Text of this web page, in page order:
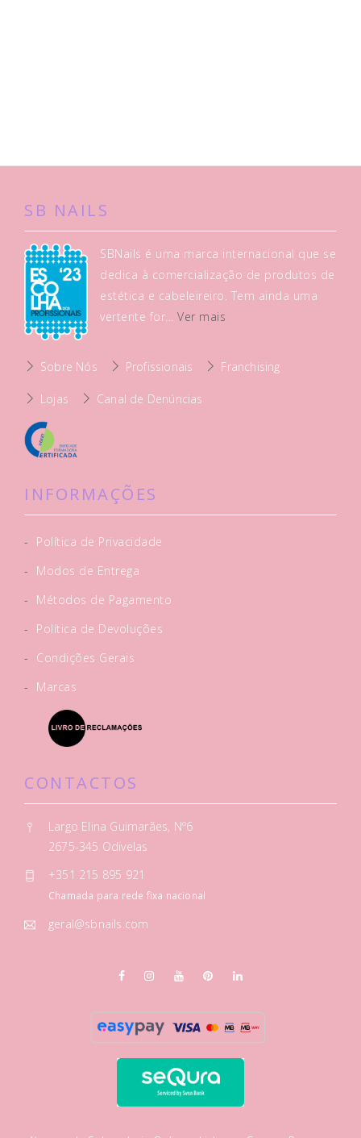
SB NAILS
SBNails é uma marca internacional que se
dedica à comercialização de produtos de
estética e cabeleireiro. Tem ainda uma
vertente for...Ver mais
Sobre Nós Profissionais Franchising
Lojas Canal de Denúncias
INFORMAÇÕES
-
Política de Privacidade
-
Modos de Entrega
-
Métodos de Pagamento
-
Política de Devoluções
-
Condições Gerais
-
Marcas
CONTACTOS
Largo Elina Guimarães, Nº6
2675-345 Odivelas
+351 215 895 921
Chamada para rede fixa nacional
geral@sbnails.com